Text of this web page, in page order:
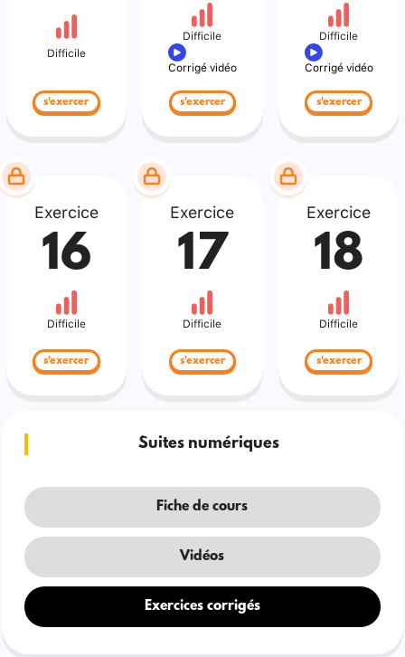
Difficile
s'exercer
Difficile
Corrigé vidéo
s'exercer
Difficile
Corrigé vidéo
s'exercer
Exercice
16
Difficile
s'exercer
Exercice
17
Difficile
s'exercer
Exercice
18
Difficile
s'exercer
Suites numériques
Fiche de cours
Vidéos
Exercices corrigés